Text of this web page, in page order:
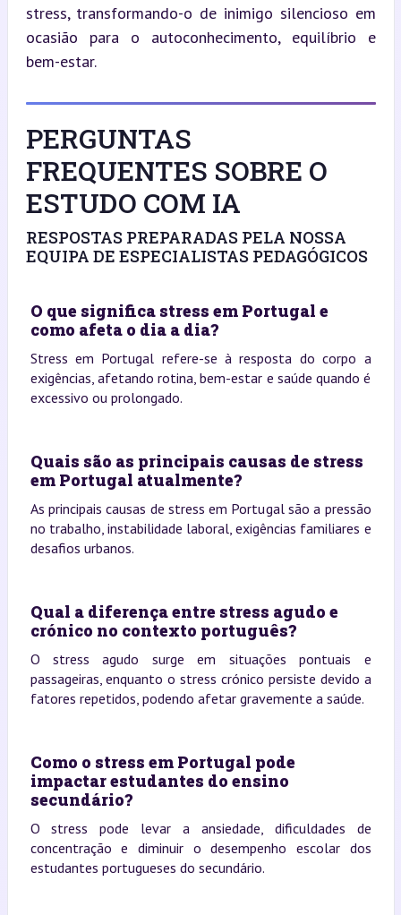
stress, transformando-o de inimigo silencioso em
ocasião para o autoconhecimento, equilíbrio e
bem-estar.
PERGUNTAS
FREQUENTES SOBRE O
ESTUDO COM IA
RESPOSTAS PREPARADAS PELA NOSSA
EQUIPA DE ESPECIALISTAS PEDAGÓGICOS
O que significa stress em Portugal e
como afeta o dia a dia?
Stress em Portugal refere-se à resposta do corpo a
exigências, afetando rotina, bem-estar e saúde quando é
excessivo ou prolongado.
Quais são as principais causas de stress
em Portugal atualmente?
As principais causas de stress em Portugal são a pressão
no trabalho, instabilidade laboral, exigências familiares e
desafios urbanos.
Qual a diferença entre stress agudo e
crónico no contexto português?
O stress agudo surge em situações pontuais e
passageiras, enquanto o stress crónico persiste devido a
fatores repetidos, podendo afetar gravemente a saúde.
Como o stress em Portugal pode
impactar estudantes do ensino
secundário?
O stress pode levar a ansiedade, dificuldades de
concentração e diminuir o desempenho escolar dos
estudantes portugueses do secundário.